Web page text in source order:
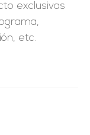
exclusivas
etc.